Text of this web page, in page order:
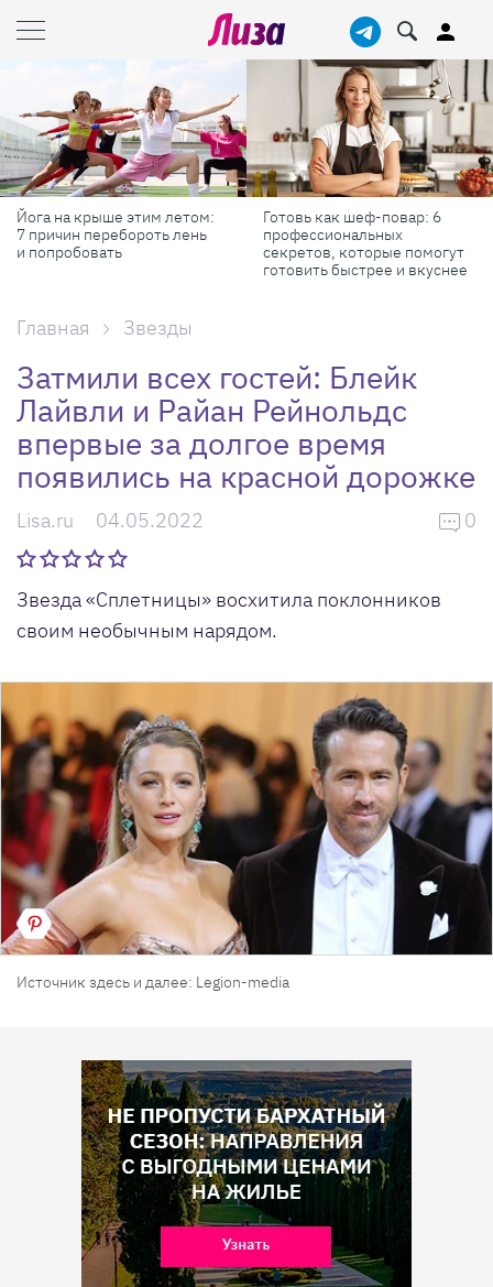
Готовь как шеф-повар: 6
профессиональных
секретов, которые помогут
Масштабные приключения:
самые красивые фестивали
России в августе
Главная Звезды
Затмили всех гостей: Блейк
Лайвли и Райан Рейнольдс
впервые за долгое время
появились на красной дорожке
Lisa.ru 04.05.2022 0
Звезда «Сплетницы» восхитила поклонников
своим необычным нарядом.
Источник здесь и далее: Legion-media